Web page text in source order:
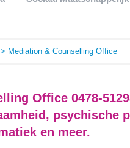
> Mediation & Counselling Office
Office 0478-
psychische
en meer.